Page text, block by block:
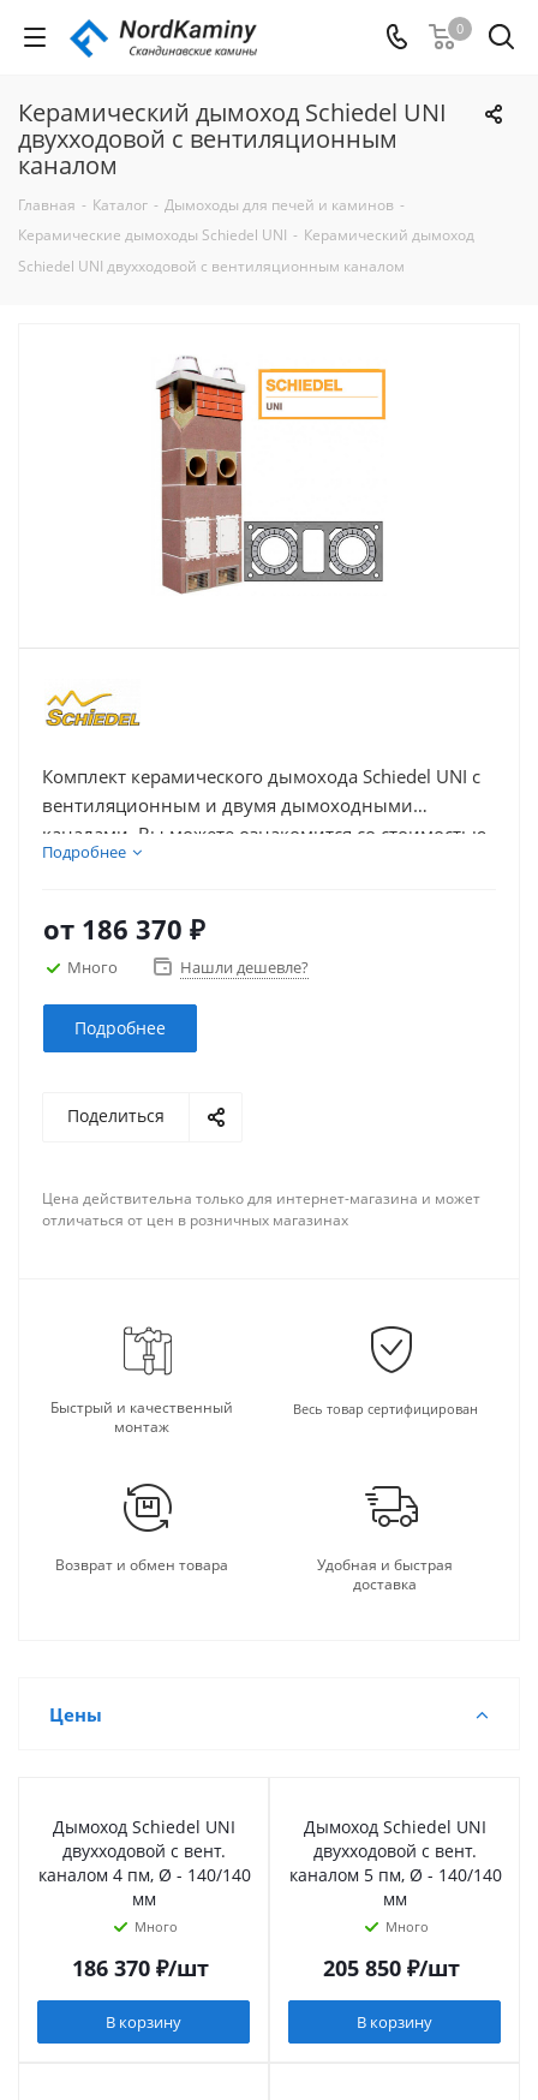
0
Керамический дымоход Schiedel UNI
двухходовой с вентиляционным
каналом
Главная - Каталог - Дымоходы для печей и каминов -
Керамические дымоходы Schiedel UNI - Керамический дымоход
Schiedel UNI двухходовой с вентиляционным каналом
Комплект керамического дымохода Schiedel UNI с
вентиляционным и двумя дымоходными
каналами. Вы можете ознакомится со стоимостью
комплекта дымохода, выбрать и купить дымоход
каналами и вентиляцией необходимой высоты –
Подробнее
от 186 370 ₽
Много Нашли дешевле?
Подробнее
Поделиться
Цена действительна только для интернет-магазина и может
отличаться от цен в розничных магазинах
Быстрый и качественный
монтаж
Весь товар сертифицирован
Возврат и обмен товара
Удобная и быстрая
доставка
Цены
Дымоход Schiedel UNI
двухходовой с вент.
каналом 4 пм, Ø - 140/140
мм
Много
186 370₽/шт
В корзину
Дымоход Schiedel UNI
двухходовой с вент.
каналом 5 пм, Ø - 140/140
мм
Много
205 850₽/шт
В корзину